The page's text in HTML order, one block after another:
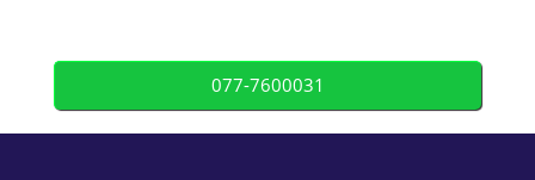
077-7600031